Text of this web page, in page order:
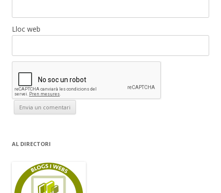
Lloc web
AL DIRECTORI